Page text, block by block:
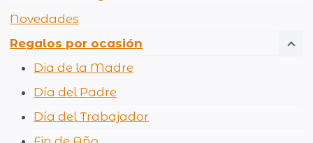
Novedades
Regalos por ocasión
Dia de la Madre
Día del Padre
Día del Trabajador